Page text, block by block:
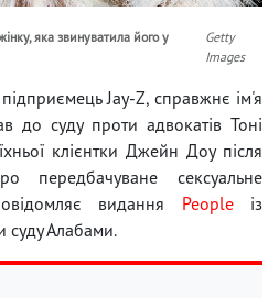
яка звинуватила його у
Getty
Images
Jay-Z, справжнє ім'я
до суду проти адвокатів Тоні
клієнтки Джейн Доу після
передбачуване сексуальне
видання Peopleіз
суду Алабами.